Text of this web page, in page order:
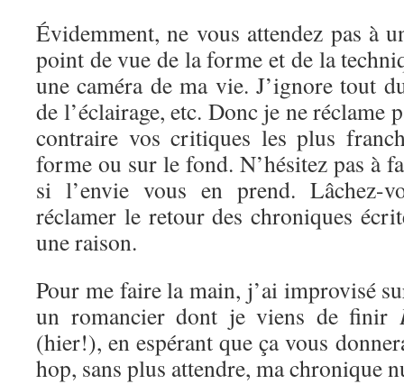
Évidemment, ne vous attendez pas à
point de vue de la forme et de la
une caméra de ma vie. J’ignore tout
de l’éclairage, etc. Donc je ne réclame
contraire vos critiques les plus
forme ou sur le fond. N’hésitez pas à
si l’envie vous en prend. Lâchez-
réclamer le retour des chroniques
une raison.
Pour me faire la main, j’ai improvisé
un romancier dont je viens de finir
(hier!), en espérant que ça vous
hop, sans plus attendre, ma chronique